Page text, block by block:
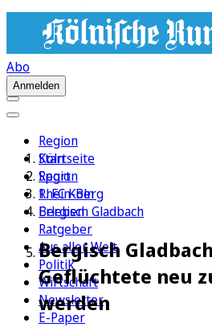
Abo
Anmelden
Region
Köln
Sport
1. FC Köln
Erleben
Ratgeber
Aus aller Welt
Politik
Wirtschaft
Newsletter
E-Paper
Startseite
Region
Rhein-Berg
Bergisch Gladbach
Bergisch
Geflüchtete neu
werden